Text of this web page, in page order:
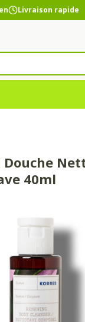
Livraison rapide
Douche
40ml